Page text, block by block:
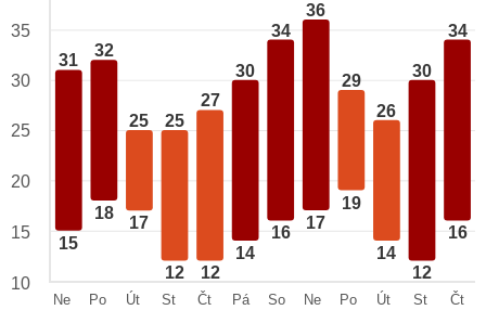
31
15
32
18
25
17
25
12
27
12
30
14
34
16
36
17
29
19
26
14
30
12
34
16
35
30
25
20
15
10
Ne
Po
Út
St
Čt
Pá
So
Ne
Po
Út
St
Čt